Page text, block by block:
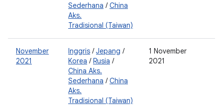
Sederhana /China
Aks.
Tradisional (Taiwan)
November
2021
Inggris /Jepang /
Korea /Rusia /
China Aks.
Sederhana /China
Aks.
Tradisional (Taiwan)
1 November
2021